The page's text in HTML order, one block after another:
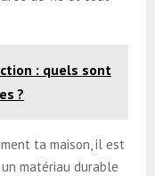
: quels sont
?
ta maison, il est
matériau durable